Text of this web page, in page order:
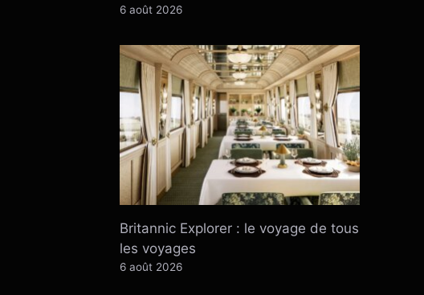
6 août 2026
Britannic Explorer : le voyage de tous
les voyages
6 août 2026